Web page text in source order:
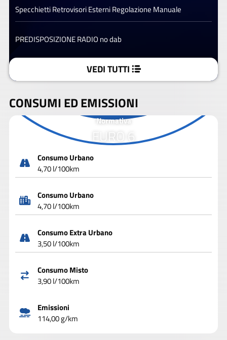
Specchietti Retrovisori Esterni Regolazione Manuale
PREDISPOSIZIONE RADIO no dab
VEDI TUTTI
CONSUMI ED EMISSIONI
Normativa
EURO 6
Consumo Urbano
4,70 l/100km
Consumo Urbano
4,70 l/100km
Consumo Extra Urbano
3,50 l/100km
Consumo Misto
3,90 l/100km
Emissioni
114,00 g/km